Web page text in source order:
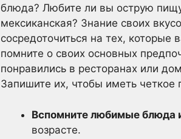
блюда? Любите ли вы острую
мексиканская? Знание своих
сосредоточиться на тех, которые
помните о своих основных
понравились в ресторанах или
Запишите их, чтобы иметь
Вспомните любимые блюда
возрасте.